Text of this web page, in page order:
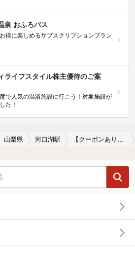
泉 おふろパス
得に楽しめるサブスクリプションプラン
ライフスタイル株主優待のご案
で人気の温浴施設に行こう！対象施設が
た！
山梨県 河口湖駅 【クーポンあり】水風呂が楽しめる河口湖駅近くの温泉、日帰り温泉、スーパー銭湯おすすめ